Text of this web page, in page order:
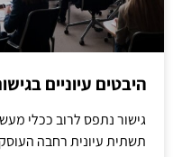
היבטים עיוניים
גישור נתפס לרוב ככלי
תשתית עיונית רחבה